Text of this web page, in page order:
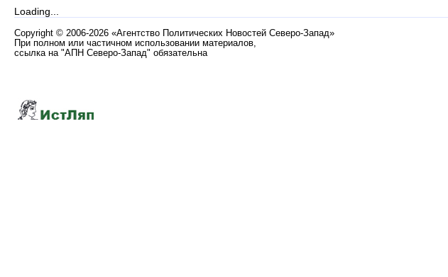
Loading...
Copyright © 2006-2026 «Агентство Политических Новостей Северо-Запад»
При полном или частичном использовании материалов,
ссылка на "АПН Северо-Запад" обязательна